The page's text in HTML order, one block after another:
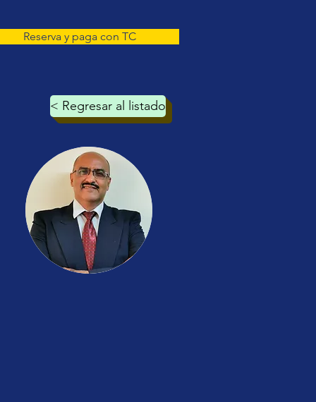
Reserva y paga con TC
< Regresar al listado